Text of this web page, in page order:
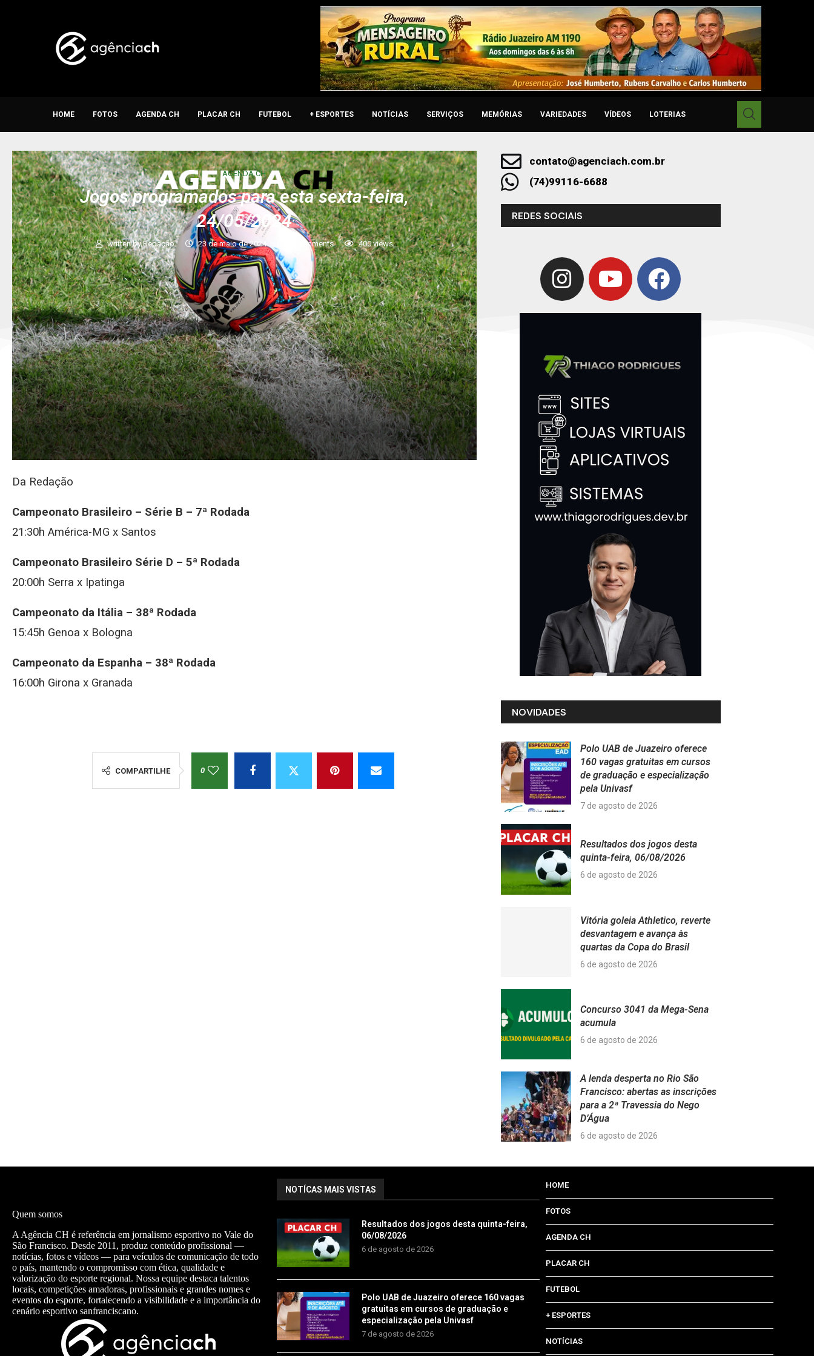
HOME FOTOS AGENDA CH PLACAR CH FUTEBOL + ESPORTES NOTÍCIAS SERVIÇOS MEMÓRIAS VARIEDADES VÍDEOS LOTERIAS
AGENDA CH
Jogos programados para esta sexta-feira,
24/05/2024
written byRedação 23 de maio de 2024 0 comments 400views
Da Redação
Campeonato Brasileiro – Série B – 7ª Rodada
21:30h América-MG x Santos
Campeonato Brasileiro Série D – 5ª Rodada
20:00h Serra x Ipatinga
Campeonato da Itália – 38ª Rodada
15:45h Genoa x Bologna
Campeonato da Espanha – 38ª Rodada
16:00h Girona x Granada
COMPARTILHE 0
contato@agenciach.com.br
(74)99116-6688
REDES SOCIAIS
NOVIDADES
Polo UAB de Juazeiro oferece
160 vagas gratuitas em cursos
de graduação e especialização
pela Univasf
7 de agosto de 2026
Resultados dos jogos desta
quinta-feira, 06/08/2026
6 de agosto de 2026
Vitória goleia Athletico, reverte
desvantagem e avança às
quartas da Copa do Brasil
6 de agosto de 2026
Concurso 3041 da Mega-Sena
acumula
6 de agosto de 2026
A lenda desperta no Rio São
Francisco: abertas as inscrições
para a 2ª Travessia do Nego
D’Água
6 de agosto de 2026
Quem somos
A Agência CH é referência em jornalismo esportivo no Vale do
São Francisco. Desde 2011, produz conteúdo profissional —
notícias, fotos e vídeos — para veículos de comunicação de todo
o país, mantendo o compromisso com ética, qualidade e
valorização do esporte regional. Nossa equipe destaca talentos
locais, competições amadoras, profissionais e grandes nomes e
eventos do esporte, fortalecendo a visibilidade e a importância do
cenário esportivo sanfranciscano.
NOTÍCAS MAIS VISTAS
Resultados dos jogos desta quinta-feira,
06/08/2026
6 de agosto de 2026
Polo UAB de Juazeiro oferece 160 vagas
gratuitas em cursos de graduação e
especialização pela Univasf
7 de agosto de 2026
HOME
FOTOS
AGENDA CH
PLACAR CH
FUTEBOL
+ ESPORTES
NOTÍCIAS